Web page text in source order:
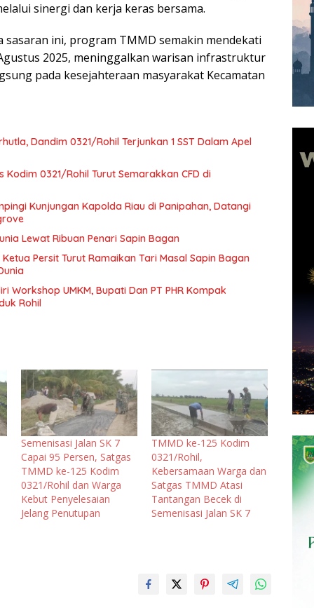
sinergi dan kerja keras bersama.
sasaran ini, program TMMD semakin mendekati
2025, meninggalkan warisan infrastruktur
pada kesejahteraan masyarakat Kecamatan
Dandim 0321/Rohil Terjunkan 1 SST Dalam Apel
Kodim 0321/Rohil Turut Semarakkan CFD di
Kunjungan Kapolda Riau di Panipahan, Datangi
Lewat Ribuan Penari Sapin Bagan
Persit Turut Ramaikan Tari Masal Sapin Bagan
Workshop UMKM, Bupati Dan PT PHR Kompak
Rohil
Semenisasi Jalan SK 7
Capai 95 Persen, Satgas
TMMD ke-125 Kodim
0321/Rohil dan Warga
Kebut Penyelesaian
Jelang Penutupan
TMMD ke-125 Kodim
0321/Rohil,
Kebersamaan Warga dan
Satgas TMMD Atasi
Tantangan Becek di
Semenisasi Jalan SK 7